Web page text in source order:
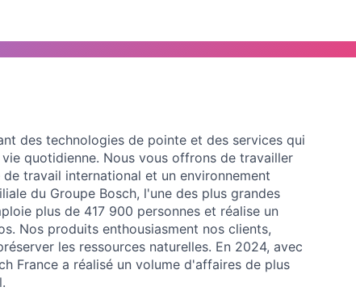
des technologies de pointe et des services qui
quotidienne. Nous vous offrons de travailler
travail international et un environnement
du Groupe Bosch, l'une des plus grandes
plus de 417 900 personnes et réalise un
Nos produits enthousiasment nos clients,
les ressources naturelles. En 2024, avec
France a réalisé un volume d'affaires de plus